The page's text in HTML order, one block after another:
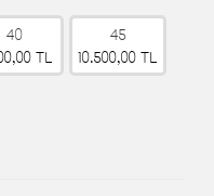
40
TL
45
10.500,00 TL